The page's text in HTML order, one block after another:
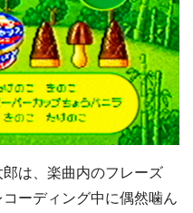
は、楽曲内のフレーズ
ーディング中に偶然噛ん